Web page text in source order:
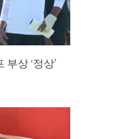
상 ‘정상’